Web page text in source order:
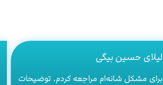
لیلای حسین بیگی
برای مشکل شانه‌ام مراجعه کردم. توضیحات